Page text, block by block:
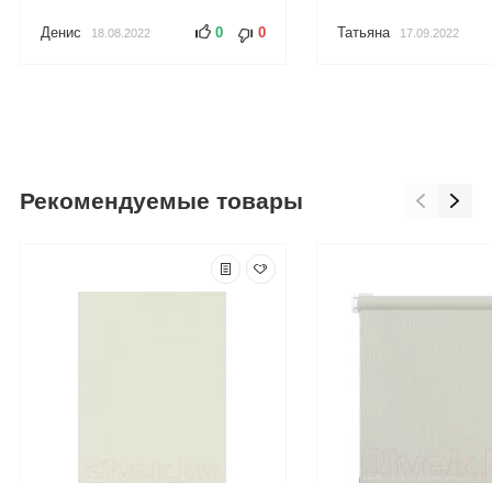
Денис 18.08.2022 0 0 Татьяна 17.09.2022
Рекомендуемые товары